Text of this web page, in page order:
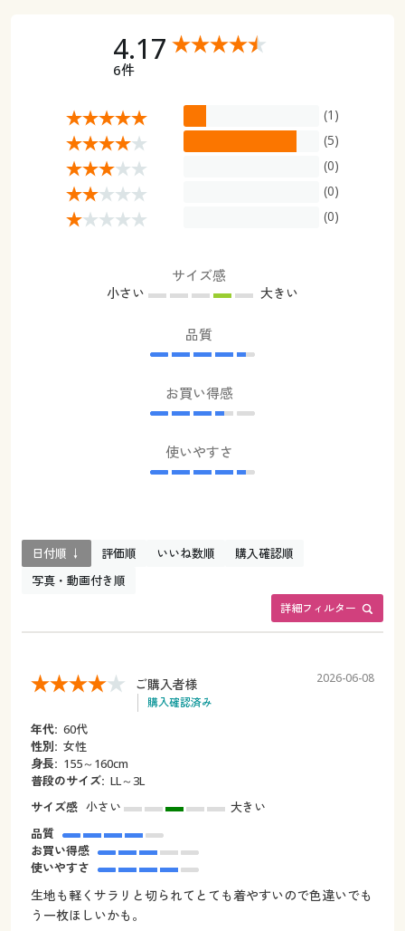
お気に入り
サポート
ご利用ガイド
ご利用ガイド
よくある質問とお問い合わせ
4.17
6件
(1)
(5)
(0)
(0)
(0)
サイズ感
小さい 大きい
品質
お買い得感
使いやすさ
詳細フィルター
日付順 ↓ 評価順 いいね数順
購入確認順
写真・動画付き順
ご購入者様
購入確認済み
2026-06-08
年代: 60代
性別: 女性
身長: 155～160cm
普段のサイズ: LL～3L
サイズ感 小さい
大きい
品質
お買い得感
使いやすさ
生地も軽くサラリと切られてとても着やすいので色違いでも
う一枚ほしいかも。